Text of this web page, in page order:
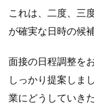
これは、二度、三
が確実な日時の候
面接の日程調整を
しっかり提案しま
業にどうしていき